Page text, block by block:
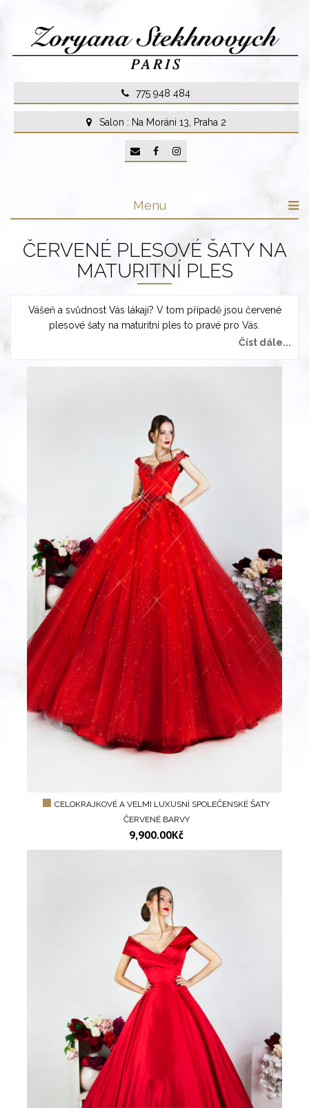
content
775 948 484
Salon : Na Moráni 13, Praha 2
Menu
ČERVENÉ PLESOVÉ ŠATY NA
MATURITNÍ PLES
Vášeň a svůdnost Vás lákají? V tom případě jsou červené
plesové šaty na maturitní ples to pravé pro Vás.
Číst dále...
CELOKRAJKOVÉ A VELMI LUXUSNÍ SPOLEČENSKÉ ŠATY
ČERVENÉ BARVY
9,900.00Kč